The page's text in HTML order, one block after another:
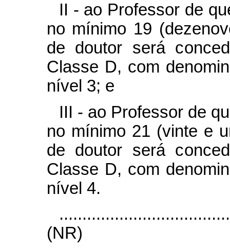
II - ao Professor de
no mínimo 19
de doutor será
Classe D, com
nível 3; e
III - ao Professor de
no mínimo 21 (vinte e
de doutor será
Classe D, com
nível 4.
(NR)